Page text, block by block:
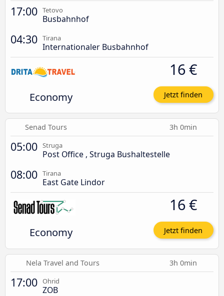
17:00 Tetovo
Busbahnhof
04:30 Tirana
Internationaler Busbahnhof
Economy
16 €
Jetzt finden
Senad Tours 3h 0min
05:00 Struga
Post Office , Struga Bushaltestelle
08:00 Tirana
East Gate Lindor
Economy
16 €
Jetzt finden
Nela Travel and Tours 3h 0min
17:00 Ohrid
ZOB